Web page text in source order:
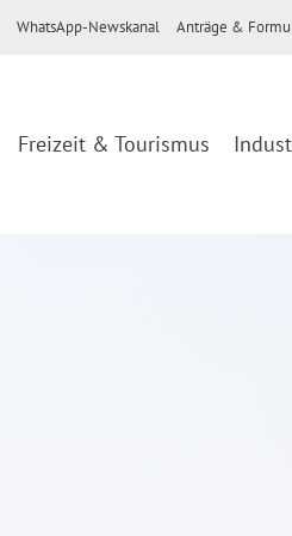
WhatsApp-Newskanal Anträge &
Freizeit & Tourismus